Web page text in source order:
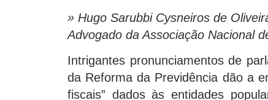
» Hugo Sarubbi Cysneiros de
Advogado da Associação Nacional
Intrigantes pronunciamentos de
da Reforma da Previdência dão a
fiscais” dados às entidades